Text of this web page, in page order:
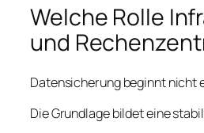
Welche Rolle
und
Datensicherung beginnt nicht
Die Grundlage bildet eine